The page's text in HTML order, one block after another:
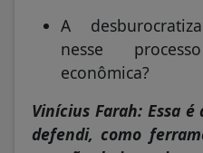
A
nesse
econômica?
Vinícius Farah: Essa
defendi, como